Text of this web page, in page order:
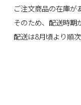
ご注文商品の在庫が
そのため、配送時期
配送は8月頃より順